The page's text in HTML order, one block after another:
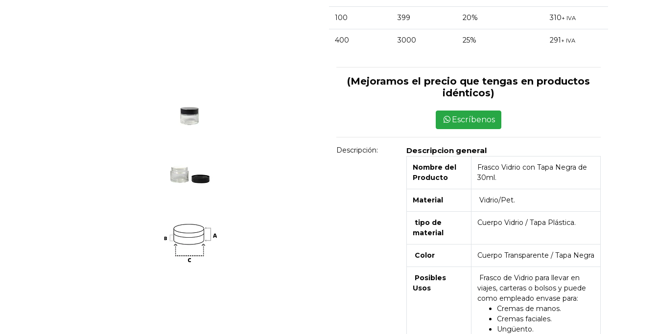
100 399 20% 310+ IVA
400 3000 25% 291 + IVA
(Mejoramos el precio que tengas en productos
idénticos)
Escríbenos
Descripción: Descripcion general
Nombre del
Producto
Frasco Vidrio con Tapa Negra de
30ml.
Material Vidrio/Pet.
tipo de
material
Cuerpo Vidrio / Tapa Plástica.
Color Cuerpo Transparente / Tapa Negra
Posibles
Usos
Frasco de Vidrio para llevar en
viajes, carteras o bolsos y puede
como empleado envase para:
Cremas de manos.
Cremas faciales.
Ungüento.